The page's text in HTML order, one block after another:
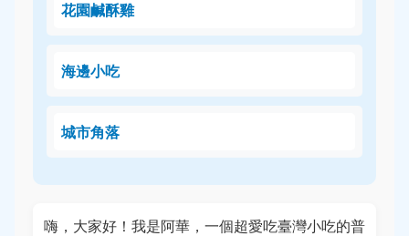
花園鹹酥雞
海邊小吃
城市角落
嗨，大家好！我是阿華，一個超愛吃臺灣小吃的普